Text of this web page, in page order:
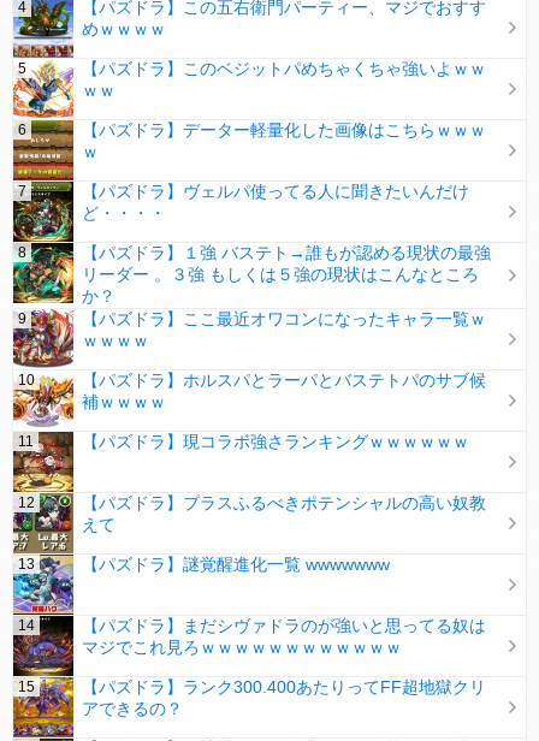
【パズドラ】この五右衛門パーティー、マジでおすす
めｗｗｗｗ
【パズドラ】このベジットパめちゃくちゃ強いよｗｗ
ｗｗ
【パズドラ】データー軽量化した画像はこちらｗｗｗ
ｗ
【パズドラ】ヴェルパ使ってる人に聞きたいんだけ
ど・・・・
【パズドラ】１強 バステト→誰もが認める現状の最強
リーダー 。３強 もしくは５強の現状はこんなところ
か？
【パズドラ】ここ最近オワコンになったキャラ一覧ｗ
ｗｗｗｗ
【パズドラ】ホルスパとラーパとバステトパのサブ候
補ｗｗｗｗ
【パズドラ】現コラボ強さランキングｗｗｗｗｗｗ
【パズドラ】プラスふるべきポテンシャルの高い奴教
えて
【パズドラ】謎覚醒進化一覧 wwwwwww
【パズドラ】まだシヴァドラのが強いと思ってる奴は
マジでこれ見ろｗｗｗｗｗｗｗｗｗｗｗｗ
【パズドラ】ランク300.400あたりってFF超地獄クリ
アできるの？